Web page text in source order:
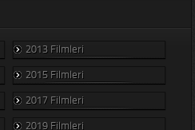
2013 Filmleri
2015 Filmleri
2017 Filmleri
2019 Filmleri